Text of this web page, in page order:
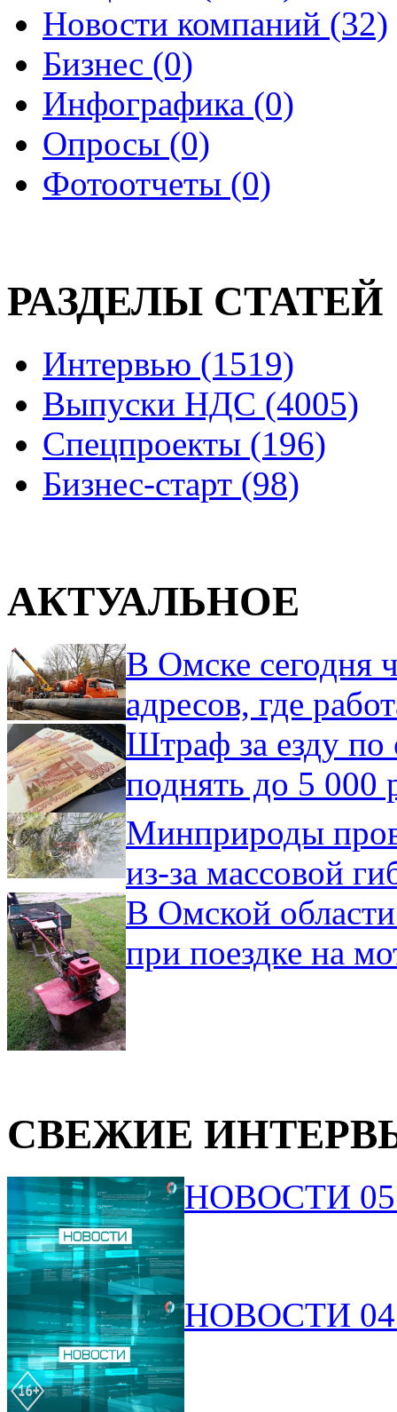
Новости компаний (32)
Бизнес (0)
Инфографика (0)
Опросы (0)
Фотоотчеты (0)
РАЗДЕЛЫ СТАТЕЙ
Интервью (1519)
Выпуски НДС (4005)
Спецпроекты (196)
Бизнес-старт (98)
АКТУАЛЬНОЕ
В Омске сегодня
адресов, где
Штраф за езду по
поднять до 5 000
Минприроды
из-за массовой
В Омской
при поездке на
СВЕЖИЕ
НОВОСТИ
НОВОСТИ